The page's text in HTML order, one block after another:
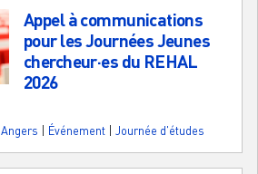
Appel à communications
pour les Journées Jeunes
chercheur·es du REHAL
2026
Angers Événement Journée d'études